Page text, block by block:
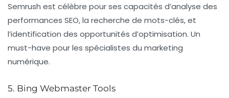
Semrush est célèbre pour ses capacités d’analyse des
performances SEO, la recherche de mots-clés, et
l’identification des opportunités d’optimisation. Un
must-have pour les spécialistes du marketing
numérique.
5. Bing Webmaster Tools